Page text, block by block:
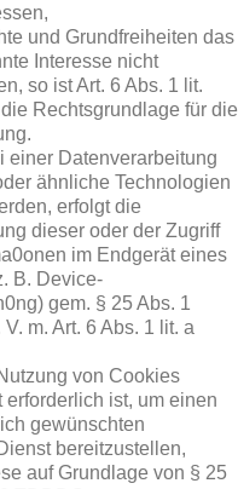
und Grundfreiheiten das
Interesse nicht
so ist Art. 6 Abs. 1 lit.
Rechtsgrundlage für die
einer Datenverarbeitung
ähnliche Technologien
erfolgt die
dieser oder der Zugriff
im Endgerät eines
B. Device-
gem. § 25 Abs. 1
m. Art. 6 Abs. 1 lit. a
von Cookies
erforderlich ist, um einen
gewünschten
bereitzustellen,
auf Grundlage von § 25